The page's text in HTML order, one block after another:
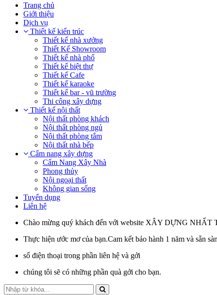
Trang chủ
Giới thiệu
Dịch vụ
Thiết kế kiến trúc
Thiết kế nhà xưởng
Thiết Kế Showroom
Thiết kế nhà phố
Thiết kế biệt thự
Thiết kế Cafe
Thiết kế karaoke
Thiết kế bar - vũ trường
Thi công xây dựng
Thiết kế nội thất
Nội thất phòng khách
Nội thất phòng ngủ
Nội thất phòng tắm
Nội thất nhà bếp
Cẩm nang xây dựng
Cẩm Nang Xây Nhà
Phong thủy
Nội ngoại thất
Không gian sống
Tuyển dụng
Liên hệ
Chào mừng quý khách đến với website XÂY DỰNG NHẤT
Thực hiện ước mơ của bạn.Cam kết bảo hành 1 năm và sẵn
số điện thoại trong phần liên hệ và gởi
chúng tôi sẽ có những phần quà gởi cho bạn.